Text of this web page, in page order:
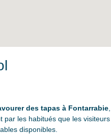
des tapas à Fontarrabie
par les habitués que les
disponibles.